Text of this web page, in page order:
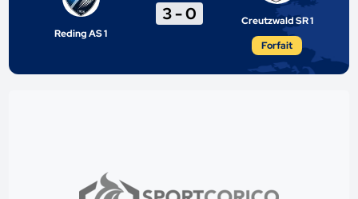
Reding AS 1
3-0
Creutzwald SR 1
Forfait